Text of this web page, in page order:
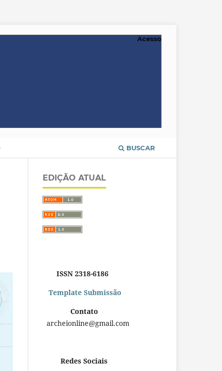
BUSCAR
Acesso
EDIÇÃO ATUAL
ISSN 2318-6186
Template Submissão
Contato
archeionline@gmail.com
Redes Sociais